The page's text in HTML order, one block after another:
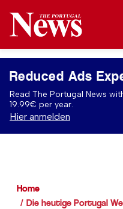
Reduced Ads
Read The Portugal News
19.99€ per year.
Hier anmelden
Home
Die heutige Portugal